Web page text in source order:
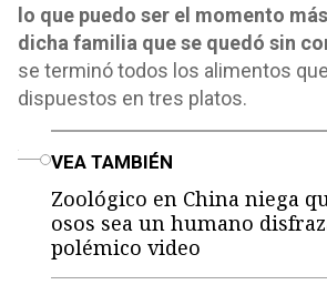
lo que puedo ser el momento
dicha familia que se quedó sin
se terminó todos los alimentos
dispuestos en tres platos.
VEA TAMBIÉN
Zoológico en China niega
osos sea un humano
polémico video